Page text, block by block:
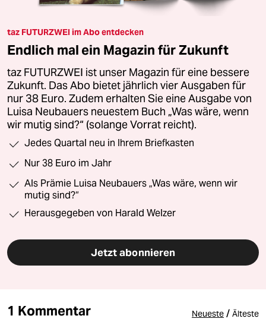
taz FUTURZWEI im Abo entdecken
Endlich mal ein Magazin für Zukunft
taz FUTURZWEI ist unser Magazin für eine bessere
Zukunft. Das Abo bietet jährlich vier Ausgaben für
nur 38 Euro. Zudem erhalten Sie eine Ausgabe von
Luisa Neubauers neuestem Buch „Was wäre, wenn
wir mutig sind?“ (solange Vorrat reicht).
Jedes Quartal neu in Ihrem Briefkasten
Nur 38 Euro im Jahr
Als Prämie Luisa Neubauers „Was wäre, wenn wir
mutig sind?“
Herausgegeben von Harald Welzer
Jetzt abonnieren
1 Kommentar Neueste / Älteste